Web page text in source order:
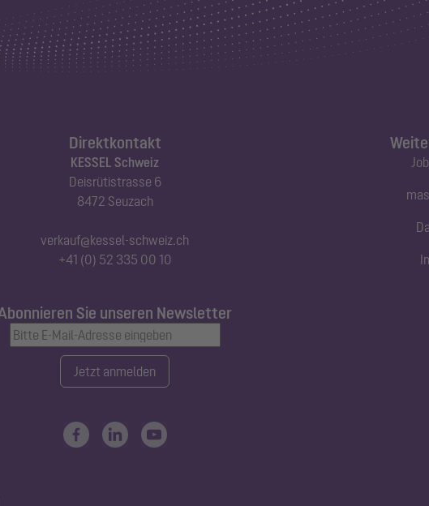
Direktkontakt
KESSEL Schweiz
Deisrütistrasse 6
8472 Seuzach
verkauf@kessel-schweiz.ch
+41 (0) 52 335 00 10
Sie unseren Newsletter
Jetzt anmelden